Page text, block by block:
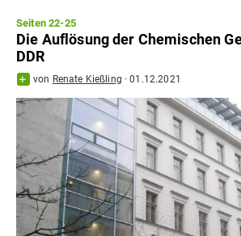
Seiten 22-25
Die Auflösung der Chemischen
DDR
von Renate Kießling ·01.12.2021